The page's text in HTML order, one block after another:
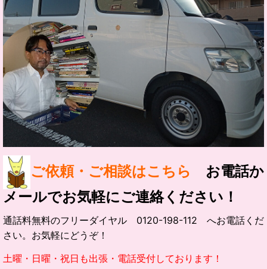
ご依頼・ご相談はこちら
お電話か
メールでお気軽にご連絡ください！
通話料無料のフリーダイヤル 0120-198-112 へお電話くだ
さい。お気軽にどうぞ！
土曜・日曜・祝日も出張・電話受付しております！